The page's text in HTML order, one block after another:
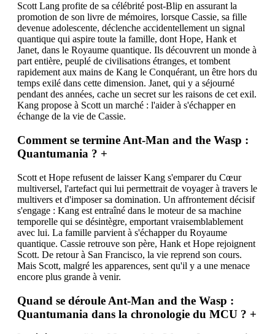
Scott Lang profite de sa célébrité post-Blip en assurant la
promotion de son livre de mémoires, lorsque Cassie, sa fille
devenue adolescente, déclenche accidentellement un signal
quantique qui aspire toute la famille, dont Hope, Hank et
Janet, dans le Royaume quantique. Ils découvrent un monde à
part entière, peuplé de civilisations étranges, et tombent
rapidement aux mains de Kang le Conquérant, un être hors du
temps exilé dans cette dimension. Janet, qui y a séjourné
pendant des années, cache un secret sur les raisons de cet exil.
Kang propose à Scott un marché : l'aider à s'échapper en
échange de la vie de Cassie.
Comment se termine Ant-Man and the Wasp :
Quantumania ? +
Scott et Hope refusent de laisser Kang s'emparer du Cœur
multiversel, l'artefact qui lui permettrait de voyager à travers le
multivers et d'imposer sa domination. Un affrontement décisif
s'engage : Kang est entraîné dans le moteur de sa machine
temporelle qui se désintègre, emportant vraisemblablement
avec lui. La famille parvient à s'échapper du Royaume
quantique. Cassie retrouve son père, Hank et Hope rejoignent
Scott. De retour à San Francisco, la vie reprend son cours.
Mais Scott, malgré les apparences, sent qu'il y a une menace
encore plus grande à venir.
Quand se déroule Ant-Man and the Wasp :
Quantumania dans la chronologie du MCU ? +